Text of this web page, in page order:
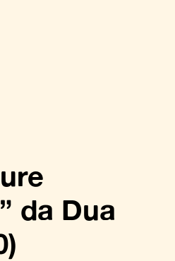
da Dua